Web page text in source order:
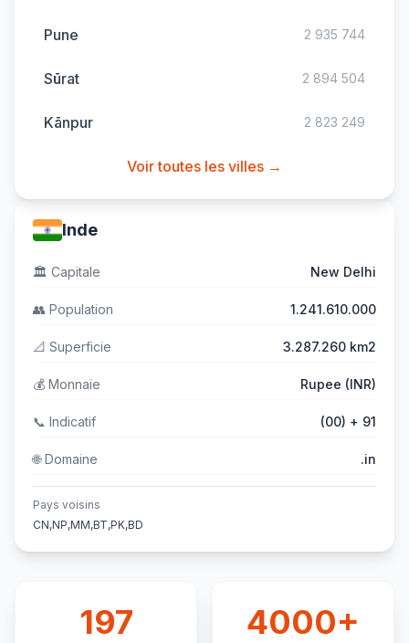
Pune 2 935 744
Sūrat 2 894 504
Kānpur 2 823 249
Voir toutes les villes →
Inde
🏛️ Capitale New Delhi
👥 Population 1.241.610.000
📐 Superficie 3.287.260 km2
💰 Monnaie Rupee (INR)
📞 Indicatif (00) + 91
🌐Domaine .in
Pays voisins
CN,NP,MM,BT,PK,BD
197 4000+